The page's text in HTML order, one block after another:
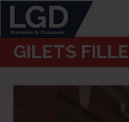
GILETS FILLE